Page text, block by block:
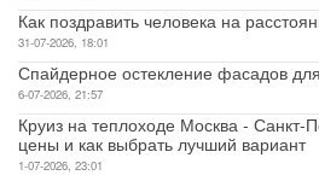
Как поздравить человека на
31-07-2026, 18:01
Спайдерное остекление фасадов
6-07-2026, 21:57
Круиз на теплоходе Москва - Санкт-
цены и как выбрать лучший вариант
1-07-2026, 23:01